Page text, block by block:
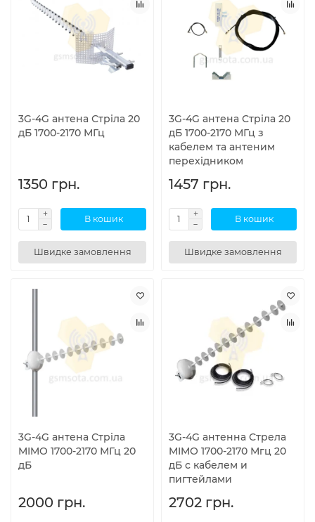
3G-4G антена Стріла 20
дБ 1700-2170 МГц
1350 грн.
В кошик
Швидке замовлення
3G-4G антена Стріла 20
дБ 1700-2170 МГц з
кабелем та антеним
перехідником
1457 грн.
В кошик
Швидке замовлення
3G-4G антена Стріла
MIMO 1700-2170 МГц 20
дБ
2000 грн.
3G-4G антенна Стрела
MIMO 1700-2170 Мгц 20
дБ с кабелем и
пигтейлами
2702 грн.